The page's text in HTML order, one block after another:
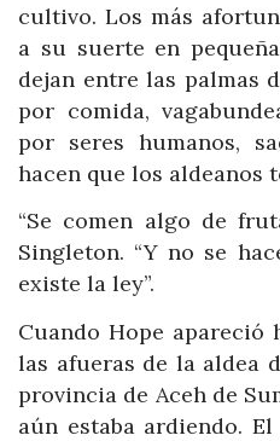
cultivo. Los más
a su suerte en
dejan entre las palmas
por comida,
por seres humanos,
hacen que los aldeanos
“Se comen algo de
Singleton. “Y no se
existe la ley”.
Cuando Hope apareció
las afueras de la aldea
provincia de Aceh de
aún estaba ardiendo.